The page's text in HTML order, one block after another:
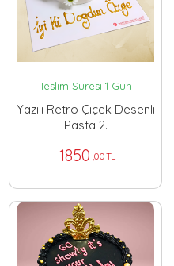
Teslim Süresi 1 Gün
Yazılı Retro Çiçek Desenli
Pasta 2.
1850 ,00 TL